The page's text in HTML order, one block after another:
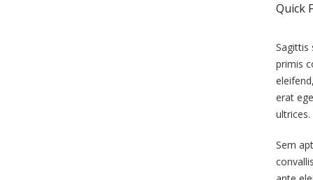
Quick
Sagittis
primis
erat
ultrices.
Sem